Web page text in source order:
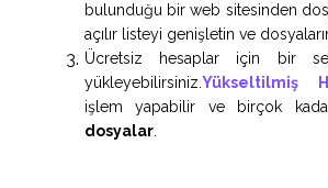
bulunduğu bir web sitesinden
açılır listeyi genişletin ve
Ücretsiz hesaplar için bir
yükleyebilirsiniz. Yükseltilmiş
işlem yapabilir ve birçok
dosyalar